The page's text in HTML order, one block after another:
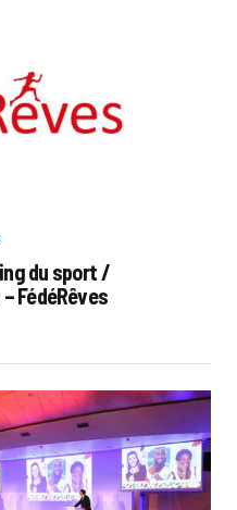
du sport /
FédéRêves